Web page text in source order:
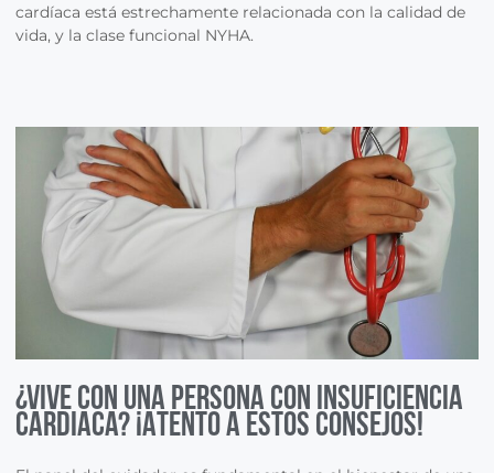
cardíaca está estrechamente relacionada con la calidad de
vida, y la clase funcional NYHA.
¿Vive con una persona con Insuficiencia
Cardiaca? ¡Atento a estos consejos!